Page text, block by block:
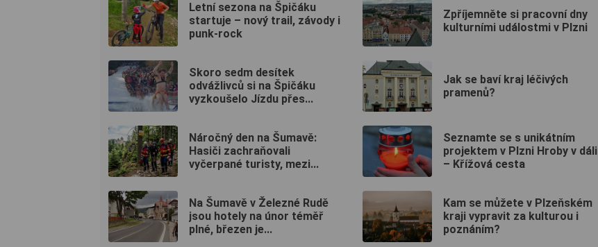
Letní sezona na Špičáku
startuje – nový trail, závody i
punk-rock
Skoro sedm desítek
odvážlivců si na Špičáku
vyzkoušelo Jízdu přes...
Náročný den na Šumavě:
Hasiči zachraňovali
vyčerpané turisty, mezi...
Na Šumavě v Železné Rudě
jsou hotely na únor téměř
plné, březen je...
Zpříjemněte si pracovní dny
kulturními událostmi v Plzni
Jak se baví kraj léčivých
pramenů?
Seznamte se s unikátním
projektem v Plzni Hroby v dáli
– Křížová cesta
Kam se můžete v Plzeňském
kraji vypravit za kulturou i
poznáním?